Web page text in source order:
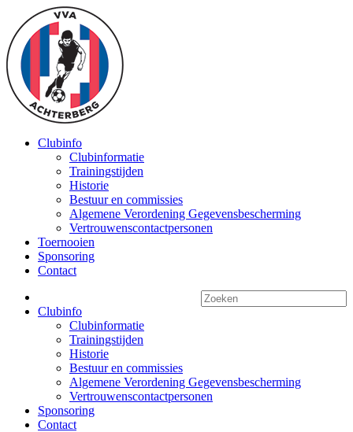
Clubinfo
Clubinformatie
Trainingstijden
Historie
Bestuur en commissies
Algemene Verordening Gegevensbescherming
Vertrouwenscontactpersonen
Toernooien
Sponsoring
Contact
Clubinfo
Clubinformatie
Trainingstijden
Historie
Bestuur en commissies
Algemene Verordening Gegevensbescherming
Vertrouwenscontactpersonen
Sponsoring
Contact